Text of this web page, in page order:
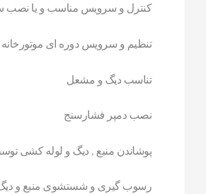
کنترل و سرویس مناسب و یا نصب
تنظيم و سرویس دوره ای موتورخانه
تناسب ديگ و مشعل
نصب دمپر فشارسنج
پوشاندن منبع , دیگ و لوله کشی
رسوب گیری و شستشوی منبع و